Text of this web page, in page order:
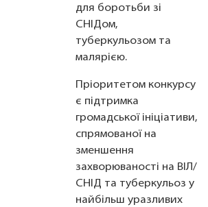
для боротьби зі
СНІДом,
туберкульозом та
малярією.
Пріоритетом конкурсу
є підтримка
громадської ініціативи,
спрямованої на
зменшення
захворюваності на ВІЛ/
СНІД та туберкульоз у
найбільш уразливих